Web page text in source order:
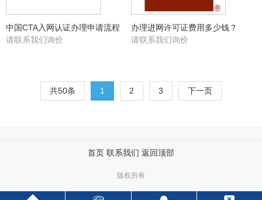
中国CTA入网认证办理申请流程
请联系我们询价
办理进网许可证费用多少钱？
请联系我们询价
共50条 1 2 3 下一页
首页 联系我们 返回顶部
版权所有